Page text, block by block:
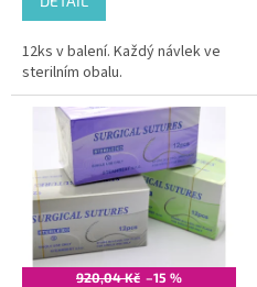
12ks v balení. Každý návlek ve
sterilním obalu.
920,04 Kč –15 %